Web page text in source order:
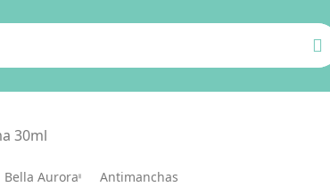
30ml
Bella Aurora Antimanchas